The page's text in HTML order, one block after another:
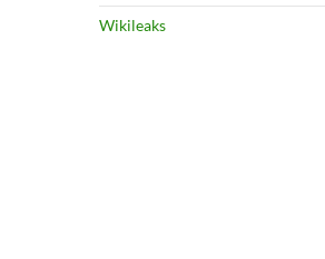
Wikileaks